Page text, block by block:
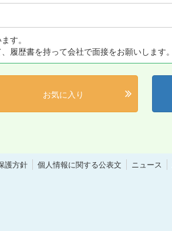
す。
履歴書を持って会社で面接をお願いします。
お気に入り
護方針 個人情報に関する公表文 ニュース